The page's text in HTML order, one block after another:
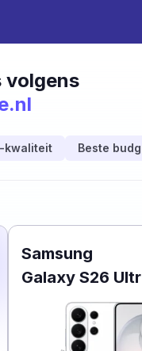
volgens
kwaliteit Beste
Samsung
Galaxy S26